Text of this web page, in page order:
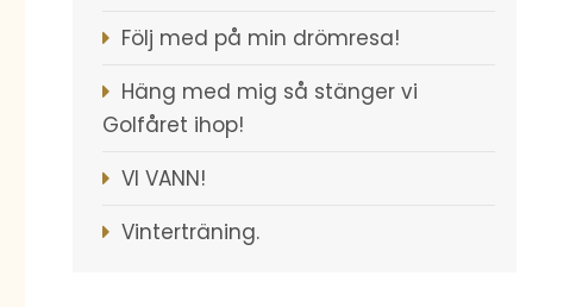
Följ med på min drömresa!
Häng med mig så stänger vi
Golfåret ihop!
VI VANN!
Vinterträning.